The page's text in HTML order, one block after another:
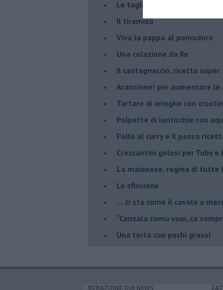
Le tagliatelle di nonna Pina
Il tiramisù
Viva la pappa al pomodoro
Una colazione da Re
Il castagnaccio, ricetta
​Arancione! per aumentare
Tartare di aringhe con
Polpette di lenticchie con
​Pollo al curry e il passa
Croccantini golosi per Toby e
La maionese, regina di tutte
Lo sfincione
​… ci sta come il cavolo a
“Conzala comu vuoi, ca
​Una torta con pochi grassi
REDAZIONE QUI NEWS